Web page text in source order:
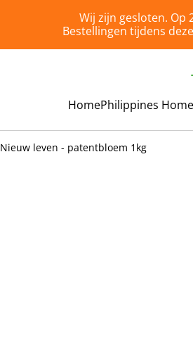
Wij zijn gesloten. Op
Bestellingen tijdens
HomePhilippines
Nieuw leven - patentbloem 1kg